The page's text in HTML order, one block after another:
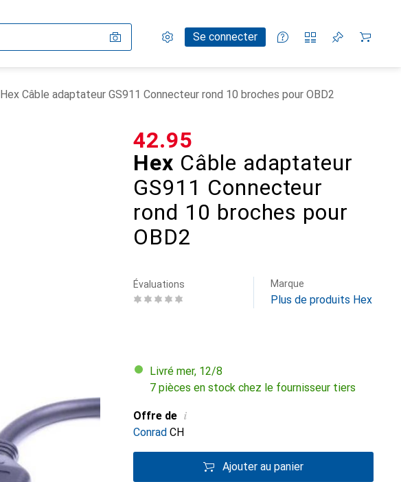
Paramètres
Compte clientSe connecter
Listes de comparaison
Listes d'envies
Panier
Hex Câble adaptateur GS911 Connecteur rond 10 broches pour OBD2
Hex Câble adaptateur
GS911 Connecteur
rond 10 broches pour
OBD2
CHF
42.95
Évaluations Marque
Plus de produits Hex
Livré mer, 12/8
7 pièces en stock chez le fournisseur tiers
Offre de i
Conrad CH
Ajouter au panier